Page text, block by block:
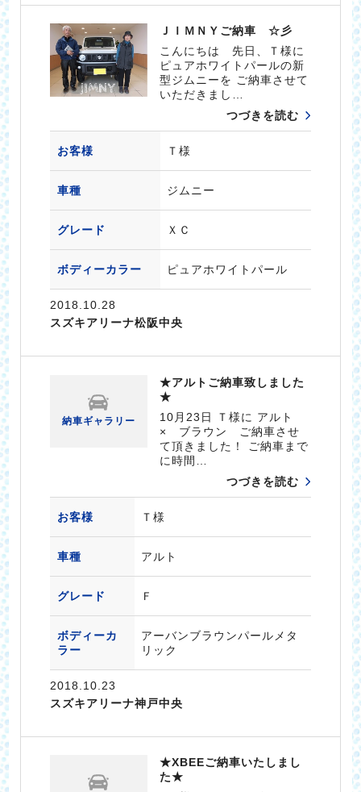
ＪＩＭＮＹご納車 ☆彡
こんにちは 先日、Ｔ様に
ピュアホワイトパールの新
型ジムニーを ご納車させて
いただきまし…
つづきを読む
お客様 Ｔ様
車種 ジムニー
グレード ＸＣ
ボディーカラー ピュアホワイトパール
2018.10.28
スズキアリーナ松阪中央
納車ギャラリー
★アルトご納車致しました
★
10月23日 Ｔ様に アルト
× ブラウン ご納車させ
て頂きました！ ご納車まで
に時間…
つづきを読む
お客様 Ｔ様
車種 アルト
グレード Ｆ
ボディーカ
ラー
アーバンブラウンパールメタ
リック
2018.10.23
スズキアリーナ神戸中央
★XBEEご納車いたしまし
た★